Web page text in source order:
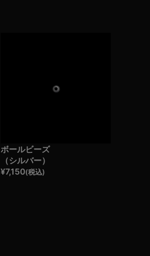
ボールビーズ
（シルバー）
¥7,150(税込)